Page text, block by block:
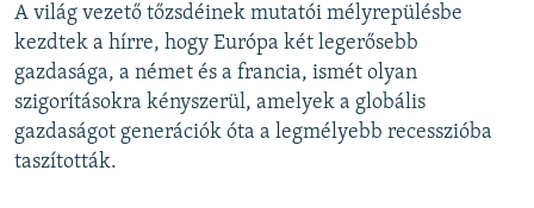
A világ vezető tőzsdéinek mutatói mélyrepülésbe
kezdtek a hírre, hogy Európa két legerősebb
gazdasága, a német és a francia, ismét olyan
szigorításokra kényszerül, amelyek a globális
gazdaságot generációk óta a legmélyebb recesszióba
taszították.